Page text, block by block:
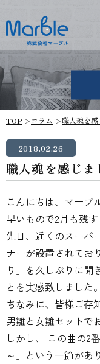
TOP コラム 職人魂を感
2018.02.26
職人魂を感じま
こんにちは、マーブ
早いもので2月も残
先日、近くのスーパ
ナーが設置されてお
り」を久しぶりに聞
とを実感致しました。
ちなみに、皆様ご存
男雛と女雛セットで
しかし、 この曲の2
～」という一節があ